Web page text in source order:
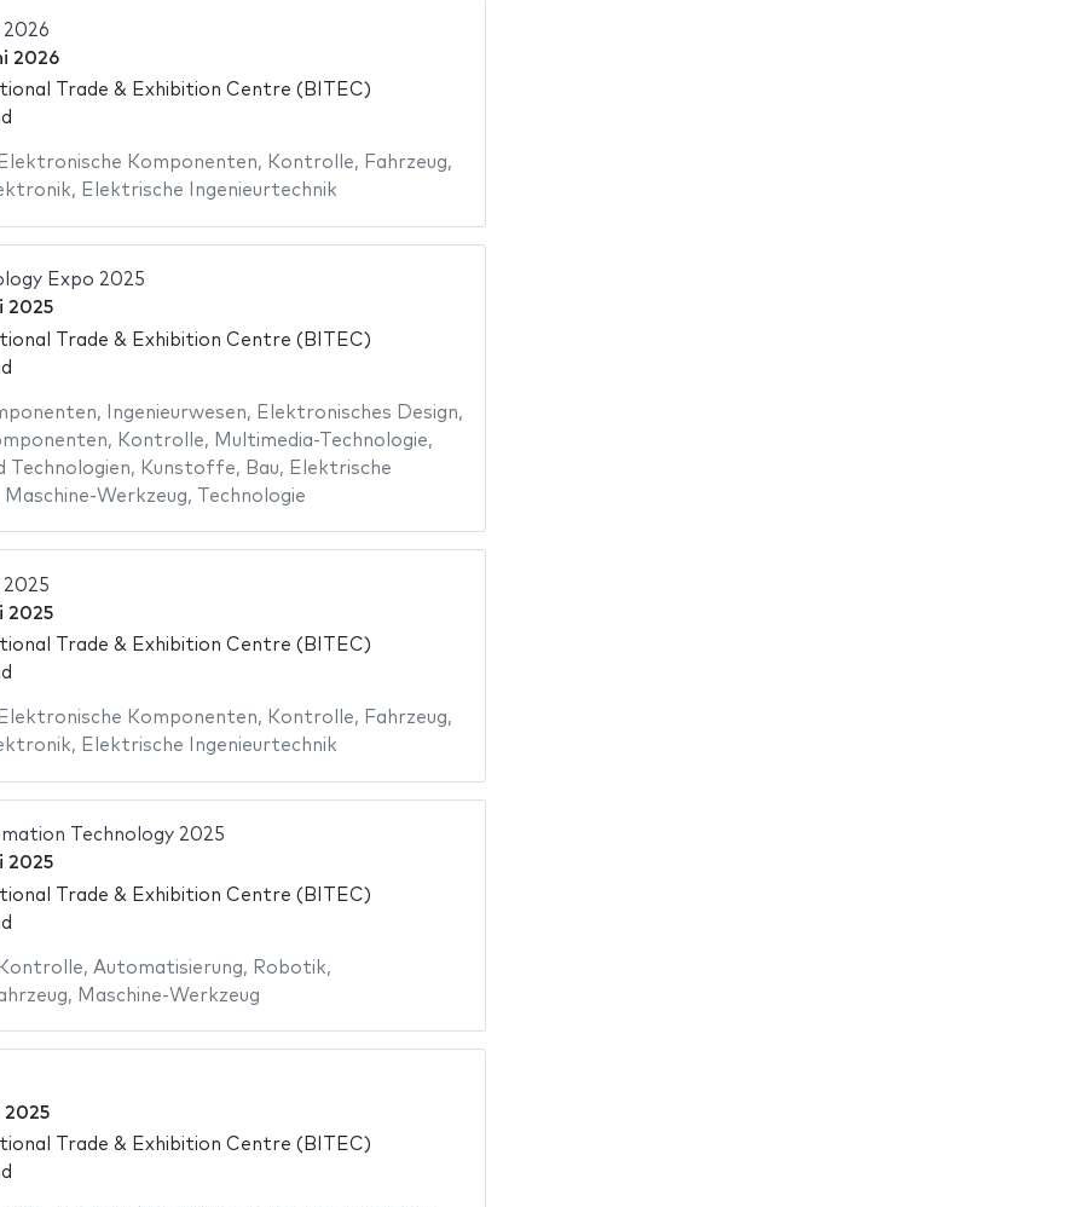
2026
2026
Trade & Exhibition Centre (BITEC)
Elektronische Komponenten, Kontrolle, Fahrzeug,
, Elektrische Ingenieurtechnik
Expo 2025
2025
Trade & Exhibition Centre (BITEC)
, Ingenieurwesen, Elektronisches Design,
, Kontrolle, Multimedia-Technologie,
Technologien, Kunstoffe, Bau, Elektrische
Maschine-Werkzeug, Technologie
2025
2025
Trade & Exhibition Centre (BITEC)
Elektronische Komponenten, Kontrolle, Fahrzeug,
, Elektrische Ingenieurtechnik
Technology 2025
2025
Trade & Exhibition Centre (BITEC)
Kontrolle, Automatisierung, Robotik,
, Maschine-Werkzeug
2025
Trade & Exhibition Centre (BITEC)